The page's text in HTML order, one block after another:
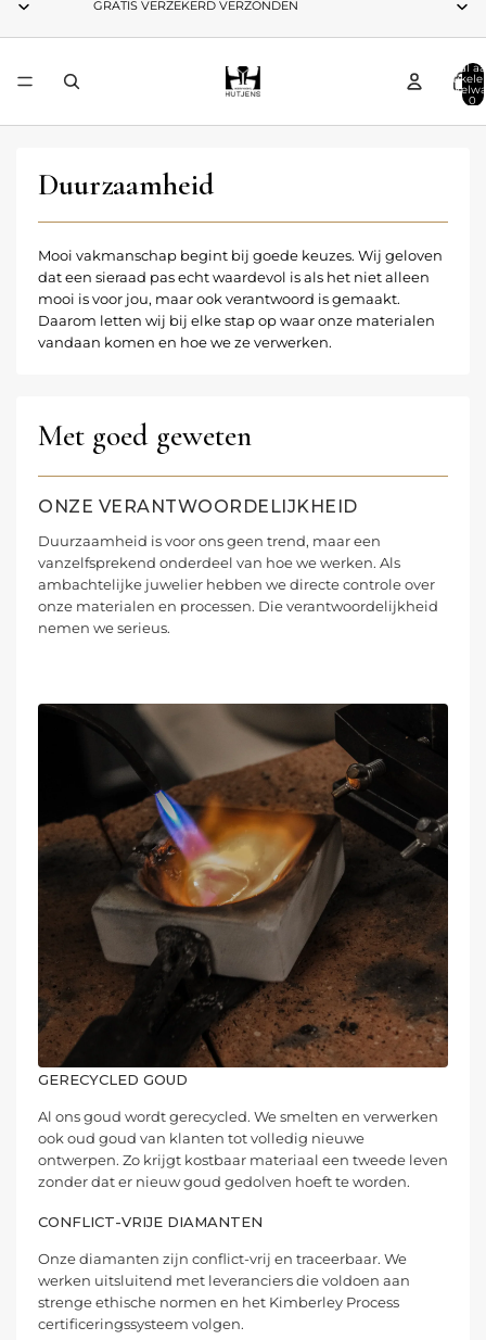
GRATIS VERZEKERD VERZONDEN
Totaal
0
Duurzaamheid
Mooi vakmanschap begint bij goede keuzes. Wij geloven
dat een sieraad pas echt waardevol is als het niet alleen
mooi is voor jou, maar ook verantwoord is gemaakt.
Daarom letten wij bij elke stap op waar onze materialen
vandaan komen en hoe we ze verwerken.
Met goed geweten
ONZE VERANTWOORDELIJKHEID
Duurzaamheid is voor ons geen trend, maar een
vanzelfsprekend onderdeel van hoe we werken. Als
ambachtelijke juwelier hebben we directe controle over
onze materialen en processen. Die verantwoordelijkheid
nemen we serieus.
GERECYCLED GOUD
Al ons goud wordt gerecycled. We smelten en verwerken
ook oud goud van klanten tot volledig nieuwe
ontwerpen. Zo krijgt kostbaar materiaal een tweede leven
zonder dat er nieuw goud gedolven hoeft te worden.
CONFLICT-VRIJE DIAMANTEN
Onze diamanten zijn conflict-vrij en traceerbaar. We
werken uitsluitend met leveranciers die voldoen aan
strenge ethische normen en het Kimberley Process
certificeringssysteem volgen.